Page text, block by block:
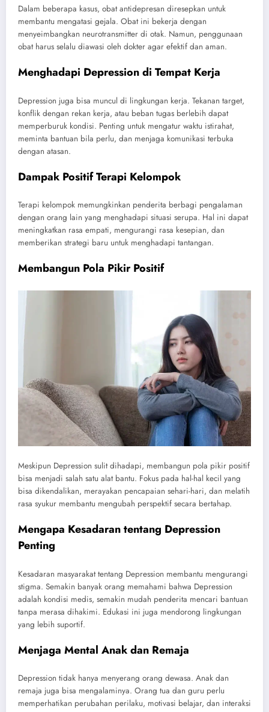
Dalam beberapa kasus, obat antidepresan diresepkan untuk
membantu mengatasi gejala. Obat ini bekerja dengan
menyeimbangkan neurotransmitter di otak. Namun, penggunaan
obat harus selalu diawasi oleh dokter agar efektif dan aman.
Menghadapi Depression di Tempat Kerja
Depression juga bisa muncul di lingkungan kerja. Tekanan target,
konflik dengan rekan kerja, atau beban tugas berlebih dapat
memperburuk kondisi. Penting untuk mengatur waktu istirahat,
meminta bantuan bila perlu, dan menjaga komunikasi terbuka
dengan atasan.
Dampak Positif Terapi Kelompok
Terapi kelompok memungkinkan penderita berbagi pengalaman
dengan orang lain yang menghadapi situasi serupa. Hal ini dapat
meningkatkan rasa empati, mengurangi rasa kesepian, dan
memberikan strategi baru untuk menghadapi tantangan.
Membangun Pola Pikir Positif
Meskipun Depression sulit dihadapi, membangun pola pikir positif
bisa menjadi salah satu alat bantu. Fokus pada hal-hal kecil yang
bisa dikendalikan, merayakan pencapaian sehari-hari, dan melatih
rasa syukur membantu mengubah perspektif secara bertahap.
Mengapa Kesadaran tentang Depression
Penting
Kesadaran masyarakat tentang Depression membantu mengurangi
stigma. Semakin banyak orang memahami bahwa Depression
adalah kondisi medis, semakin mudah penderita mencari bantuan
tanpa merasa dihakimi. Edukasi ini juga mendorong lingkungan
yang lebih suportif.
Menjaga Mental Anak dan Remaja
Depression tidak hanya menyerang orang dewasa. Anak dan
remaja juga bisa mengalaminya. Orang tua dan guru perlu
memperhatikan perubahan perilaku, motivasi belajar, dan interaksi